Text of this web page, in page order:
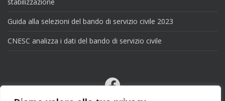
Guida alla selezioni del bando di servizio civile 2023
CNESC analizza i dati del bando di servizio civile
Facebook